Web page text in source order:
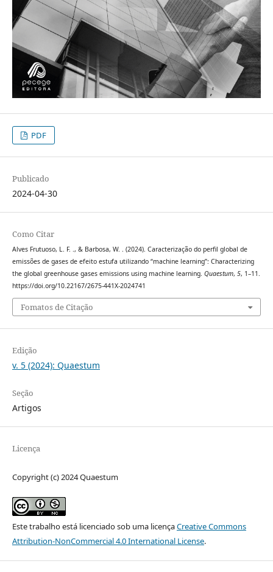
PDF
Publicado
2024-04-30
Como Citar
Alves Frutuoso, L. F. ., & Barbosa, W. . (2024). Caracterização do perfil global de
emissões de gases de efeito estufa utilizando “machine learning”: Characterizing
the global greenhouse gases emissions using machine learning. Quaestum, 5, 1–11.
https://doi.org/10.22167/2675-441X-2024741
Fomatos de Citação
Edição
v. 5 (2024): Quaestum
Seção
Artigos
Licença
Copyright (c) 2024 Quaestum
Este trabalho está licenciado sob uma licençaCreative Commons
Attribution-NonCommercial 4.0 International License.